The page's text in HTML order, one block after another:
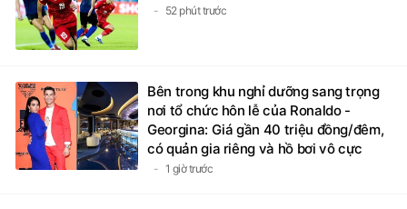
52 phút trước
Bên trong khu nghỉ dưỡng sang trọng
nơi tổ chức hôn lễ của Ronaldo -
Georgina: Giá gần 40 triệu đồng/đêm,
có quản gia riêng và hồ bơi vô cực
1 giờ trước